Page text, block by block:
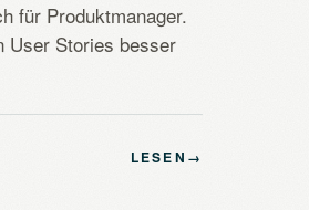
für Produktmanager.
User Stories besser
LESEN →